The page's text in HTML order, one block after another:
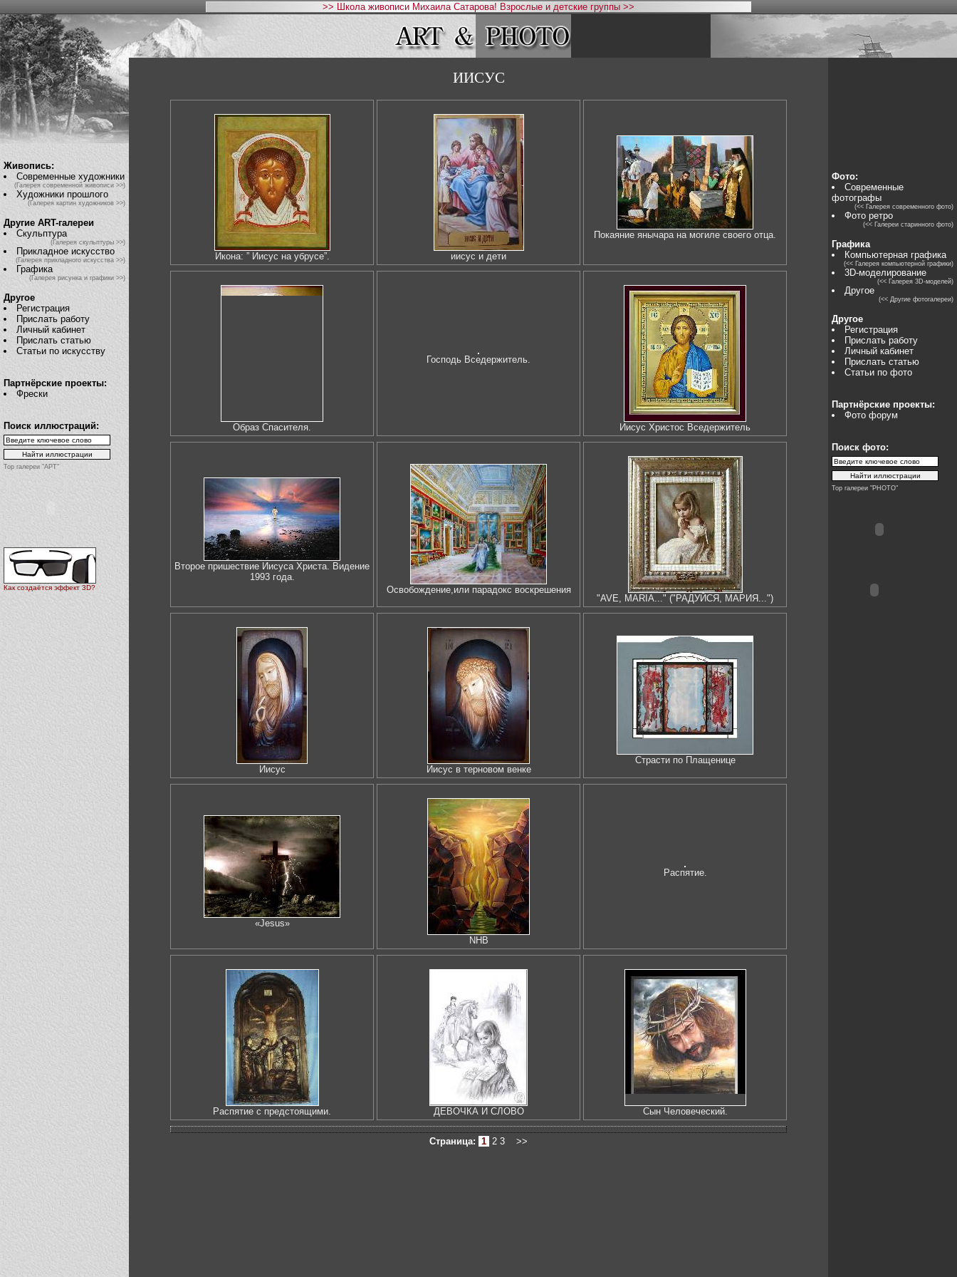
>> Школа живописи Михаила Сатарова! Взрослые и детские группы >>
Живопись:
Современные художники
(Галерея современной живописи >>)
Художники прошлого
(Галерея картин художников >>)
Другие ART-галереи
Скульптура
(Галерея скульптуры >>)
Прикладное искусство
(Галерея прикладного искусства >>)
Графика
(Галерея рисунка и графики >>)
Другое
Регистрация
Прислать работу
Личный кабинет
Прислать статью
Статьи по искусству
Партнёрские проекты:
Фрески
Поиск иллюстраций:
Top галереи "АРТ"
Как создаётся эффект 3D?
ИИСУС
Икона: ” Иисус на убрусе”. иисус и дети
Покаяние янычара на могиле своего отца.
Образ Спасителя.
Господь Вседержитель.
Иисус Христос Вседержитель
Второе пришествие Иисуса Христа. Видение
1993 года.
Освобождение,или парадокс воскрешения
"AVE, MARIA..." ("РАДУЙСЯ, МАРИЯ...")
Иисус Иисус в терновом венке
Страсти по Плащенице
«Jesus»
NHB
Распятие.
Распятие с предстоящими. ДЕВОЧКА И СЛОВО Сын Человеческий.
Страница: 1 2 3 >>
Фото:
Современные
фотографы
(<< Галерея современного фото)
Фото ретро
(<< Галереи старинного фото)
Графика
Компьютерная графика
(<< Галерея компьютерной графики)
3D-моделирование
(<< Галерея 3D-моделей)
Другое
(<< Другие фотогалереи)
Другое
Регистрация
Прислать работу
Личный кабинет
Прислать статью
Статьи по фото
Партнёрские проекты:
Фото форум
Поиск фото:
Top галереи "PHOTO"